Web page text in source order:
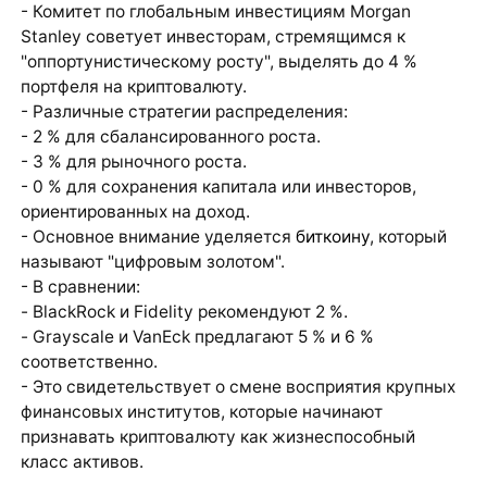
- Комитет по глобальным инвестициям Morgan
Stanley советует инвесторам, стремящимся к
"оппортунистическому росту", выделять до 4 %
портфеля на криптовалюту.
- Различные стратегии распределения:
- 2 % для сбалансированного роста.
- 3 % для рыночного роста.
- 0 % для сохранения капитала или инвесторов,
ориентированных на доход.
- Основное внимание уделяется биткоину, который
называют "цифровым золотом".
- В сравнении:
- BlackRock и Fidelity рекомендуют 2 %.
- Grayscale и VanEck предлагают 5 % и 6 %
соответственно.
- Это свидетельствует о смене восприятия крупных
финансовых институтов, которые начинают
признавать криптовалюту как жизнеспособный
класс активов.